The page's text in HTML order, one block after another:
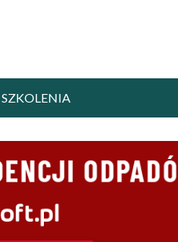
SZKOLENIA